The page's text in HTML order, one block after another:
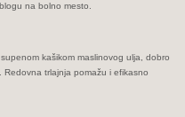
na bolno mesto.
kašikom maslinovog ulja, dobro
trlajnja pomažu i efikasno